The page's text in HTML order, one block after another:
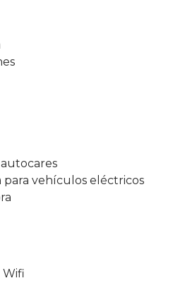
para vehículos eléctricos
Wifi